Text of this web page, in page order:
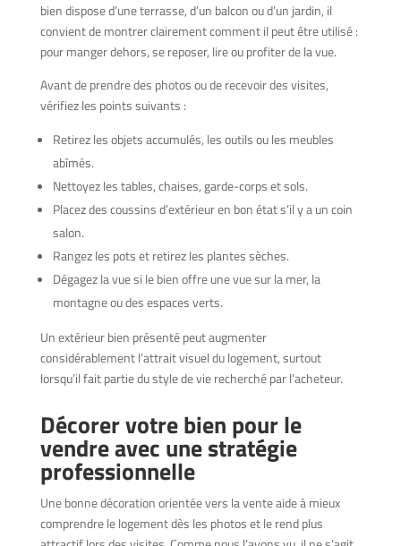
bien dispose d’une terrasse, d’un balcon ou d’un jardin, il
convient de montrer clairement comment il peut être utilisé :
pour manger dehors, se reposer, lire ou profiter de la vue.
Avant de prendre des photos ou de recevoir des visites,
vérifiez les points suivants :
Retirez les objets accumulés, les outils ou les meubles
abîmés.
Nettoyez les tables, chaises, garde-corps et sols.
Placez des coussins d’extérieur en bon état s’il y a un coin
salon.
Rangez les pots et retirez les plantes sèches.
Dégagez la vue si le bien offre une vue sur la mer, la
montagne ou des espaces verts.
Un extérieur bien présenté peut augmenter
considérablement l’attrait visuel du logement, surtout
lorsqu’il fait partie du style de vie recherché par l’acheteur.
Décorer votre bien pour le
vendre avec une stratégie
professionnelle
Une bonne décoration orientée vers la vente aide à mieux
comprendre le logement dès les photos et le rend plus